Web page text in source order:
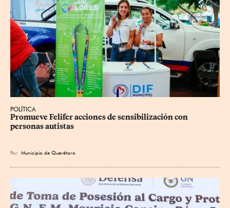
POLÍTICA
Promueve Felifer acciones de sensibilización con
personas autistas
Por Municipio de Querétaro